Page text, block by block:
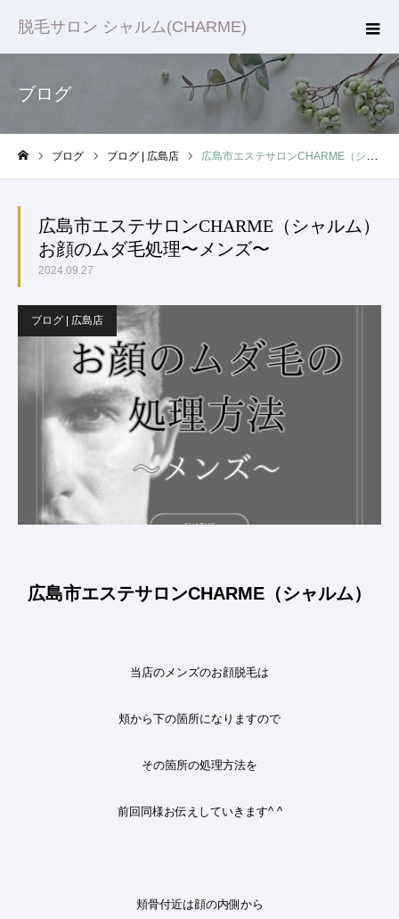
脱毛サロン シャルム(CHARME)
ブログ
ブログ ブログ | 広島店 広島市エステサロンCHARME（シャルム）お顔のムダ毛処理〜メンズ〜
広島市エステサロンCHARME（シャルム）
お顔のムダ毛処理〜メンズ〜
2024.09.27
ブログ | 広島店
広島市エステサロンCHARME（シャルム）
当店のメンズのお顔脱毛は
頬から下の箇所になりますので
その箇所の処理方法を
前回同様お伝えしていきます^ ^
頬骨付近は顔の内側から